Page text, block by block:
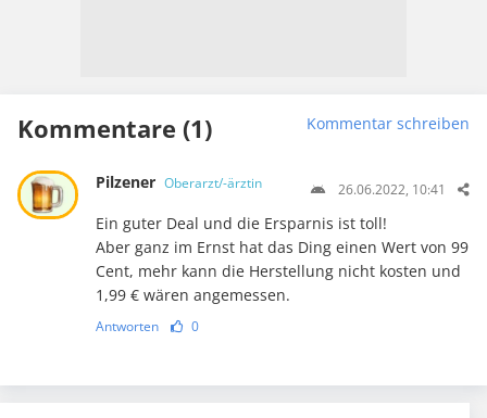
Kommentare (1) Kommentar schreiben
Pilzener Oberarzt/-ärztin 26.06.2022, 10:41
Ein guter Deal und die Ersparnis ist toll!
Aber ganz im Ernst hat das Ding einen Wert von 99
Cent, mehr kann die Herstellung nicht kosten und
1,99 € wären angemessen.
Antworten 0